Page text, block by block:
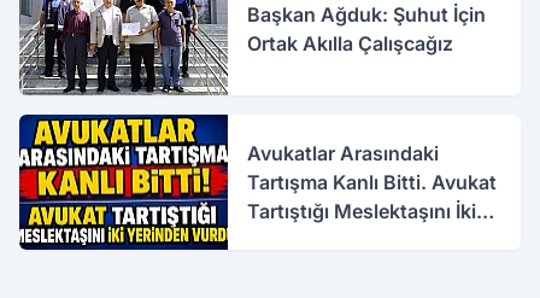
Başkan Ağduk: Şuhut İçin
Ortak Akılla Çalışcağız
Avukatlar Arasındaki
Tartışma Kanlı Bitti. Avukat
Tartıştığı Meslektaşını İki